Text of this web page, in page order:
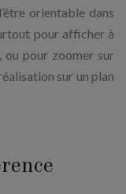
orientable dans
pour afficher à
ou pour zoomer sur
sur un plan